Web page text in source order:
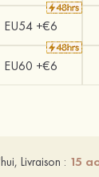
EU54 +€6
EU60 +€6
Livraison : 15